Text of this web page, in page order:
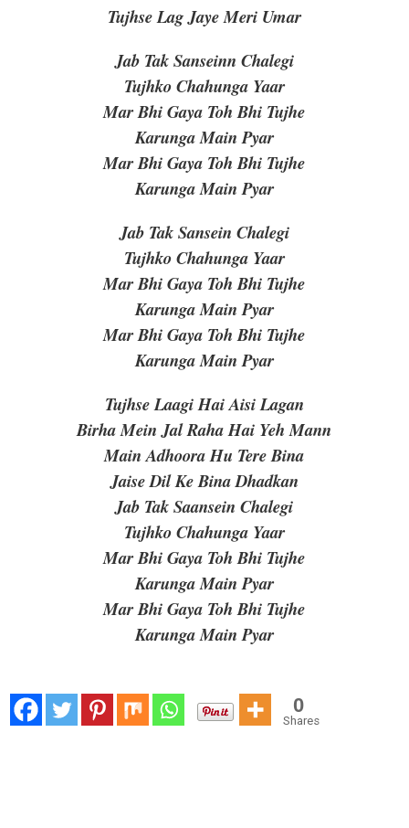
Tujhse Lag Jaye Meri Umar
Jab Tak Sanseinn Chalegi
Tujhko Chahunga Yaar
Mar Bhi Gaya Toh Bhi Tujhe
Karunga Main Pyar
Mar Bhi Gaya Toh Bhi Tujhe
Karunga Main Pyar
Jab Tak Sansein Chalegi
Tujhko Chahunga Yaar
Mar Bhi Gaya Toh Bhi Tujhe
Karunga Main Pyar
Mar Bhi Gaya Toh Bhi Tujhe
Karunga Main Pyar
Tujhse Laagi Hai Aisi Lagan
Birha Mein Jal Raha Hai Yeh Mann
Main Adhoora Hu Tere Bina
Jaise Dil Ke Bina Dhadkan
Jab Tak Saansein Chalegi
Tujhko Chahunga Yaar
Mar Bhi Gaya Toh Bhi Tujhe
Karunga Main Pyar
Mar Bhi Gaya Toh Bhi Tujhe
Karunga Main Pyar
0
Shares